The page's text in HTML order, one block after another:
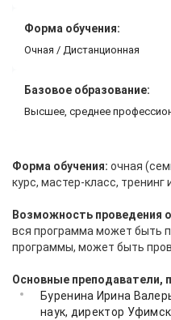
Форма обучения:
Очная / Дистанционная
Базовое образование:
Высшее, среднее
Форма обучения: очная
курс, мастер-класс, тренинг
Возможность проведения
вся программа может быть
программы, может быть
Основные преподаватели,
Буренина Ирина
наук, директор